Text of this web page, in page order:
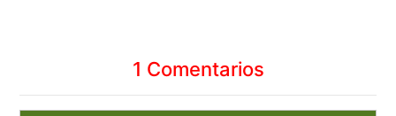
1 Comentarios